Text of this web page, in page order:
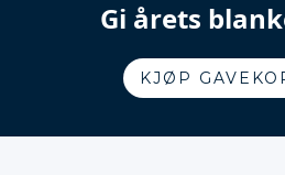
Gi årets
KJØP